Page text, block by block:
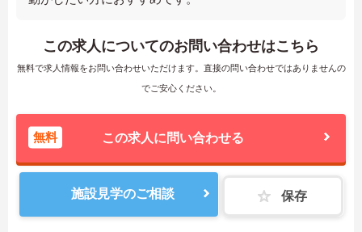
この求人についてのお問い合わせはこちら
無料で求人情報をお問い合わせいただけます。直接の問い合わせではありませんの
でご安心ください。
無料 この求人に問い合わせる
施設見学のご相談 保存